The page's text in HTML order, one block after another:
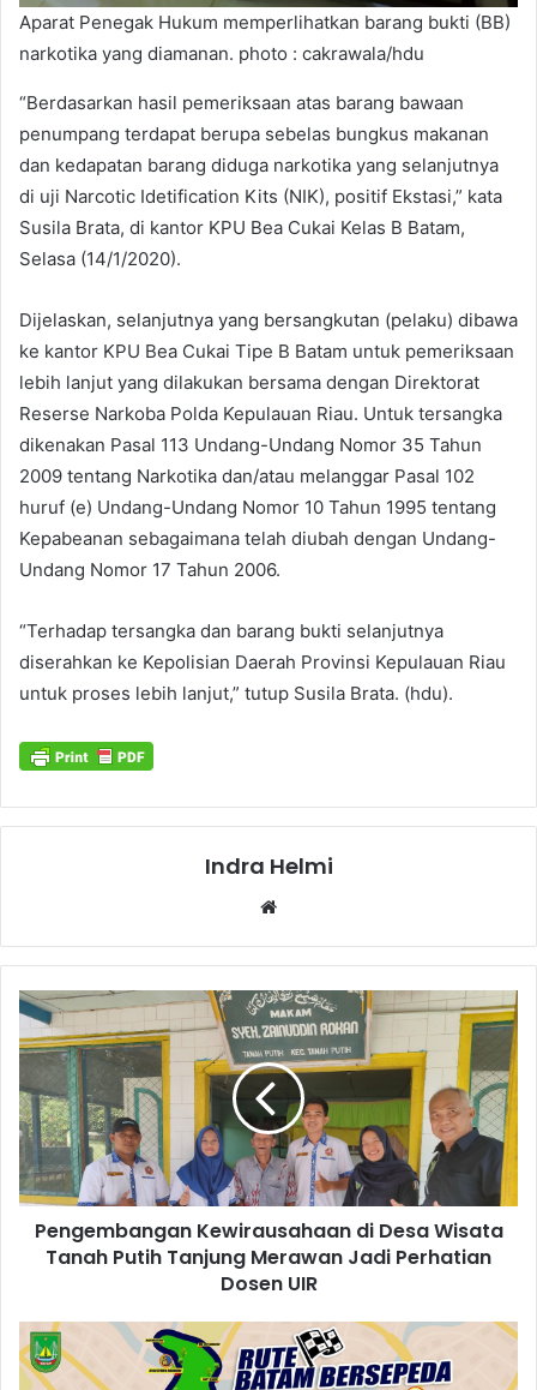
Aparat Penegak Hukum memperlihatkan barang bukti (BB)
narkotika yang diamanan. photo : cakrawala/hdu
“Berdasarkan hasil pemeriksaan atas barang bawaan
penumpang terdapat berupa sebelas bungkus makanan
dan kedapatan barang diduga narkotika yang selanjutnya
di uji Narcotic Idetification Kits (NIK), positif Ekstasi,” kata
Susila Brata, di kantor KPU Bea Cukai Kelas B Batam,
Selasa (14/1/2020).
Dijelaskan, selanjutnya yang bersangkutan (pelaku) dibawa
ke kantor KPU Bea Cukai Tipe B Batam untuk pemeriksaan
lebih lanjut yang dilakukan bersama dengan Direktorat
Reserse Narkoba Polda Kepulauan Riau. Untuk tersangka
dikenakan Pasal 113 Undang-Undang Nomor 35 Tahun
2009 tentang Narkotika dan/atau melanggar Pasal 102
huruf (e) Undang-Undang Nomor 10 Tahun 1995 tentang
Kepabeanan sebagaimana telah diubah dengan Undang-
Undang Nomor 17 Tahun 2006.
“Terhadap tersangka dan barang bukti selanjutnya
diserahkan ke Kepolisian Daerah Provinsi Kepulauan Riau
untuk proses lebih lanjut,” tutup Susila Brata. (hdu).
Indra Helmi
Pengembangan Kewirausahaan di Desa Wisata
Tanah Putih Tanjung Merawan Jadi Perhatian
Dosen UIR